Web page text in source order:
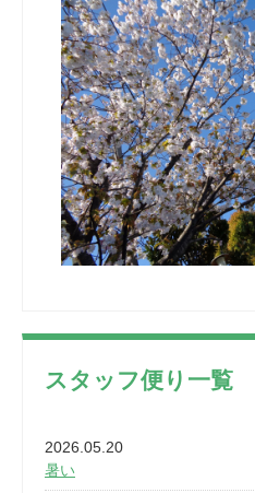
スタッフ便り一覧
2026.05.20
暑い